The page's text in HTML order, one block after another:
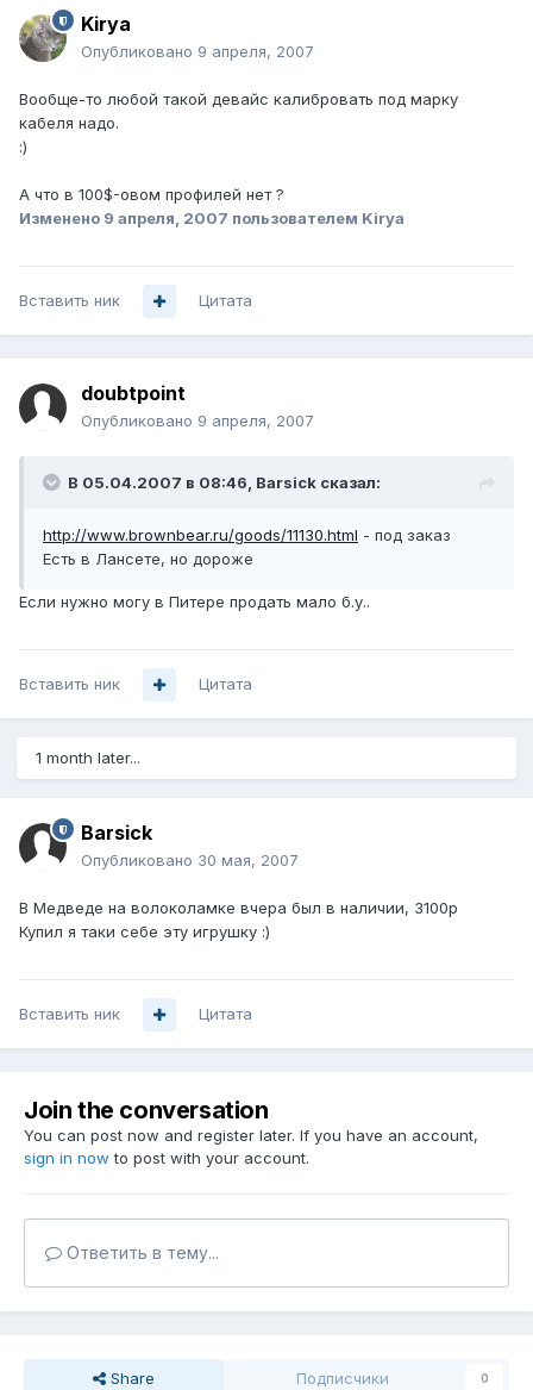
Kirya
Опубликовано 9 апреля, 2007
Вообще-то любой такой девайс калибровать под марку
кабеля надо.
:)
А что в 100$-овом профилей нет ?
Изменено 9 апреля, 2007 пользователем Kirya
Вставить ник Цитата
doubtpoint
Опубликовано 9 апреля, 2007
В 05.04.2007 в 08:46, Barsick сказал:
http://www.brownbear.ru/goods/11130.html - под заказ
Есть в Лансете, но дороже
Если нужно могу в Питере продать мало б.у..
Вставить ник Цитата
1 month later...
Barsick
Опубликовано 30 мая, 2007
В Медведе на волоколамке вчера был в наличии, 3100р
Купил я таки себе эту игрушку :)
Вставить ник Цитата
Join the conversation
You can post now and register later. If you have an account,
sign in now to post with your account.
Ответить в тему...
Share Подписчики 0